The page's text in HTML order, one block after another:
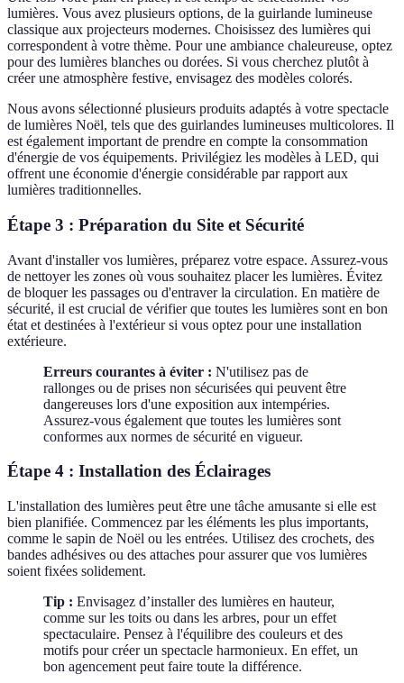
lumières. Vous avez plusieurs options, de la guirlande lumineuse
classique aux projecteurs modernes. Choisissez des lumières qui
correspondent à votre thème. Pour une ambiance chaleureuse, optez
pour des lumières blanches ou dorées. Si vous cherchez plutôt à
créer une atmosphère festive, envisagez des modèles colorés.
Nous avons sélectionné plusieurs produits adaptés à votre spectacle
de lumières Noël, tels que des guirlandes lumineuses multicolores. Il
est également important de prendre en compte la consommation
d'énergie de vos équipements. Privilégiez les modèles à LED, qui
offrent une économie d'énergie considérable par rapport aux
lumières traditionnelles.
Étape 3 : Préparation du Site et Sécurité
Avant d'installer vos lumières, préparez votre espace. Assurez-vous
de nettoyer les zones où vous souhaitez placer les lumières. Évitez
de bloquer les passages ou d'entraver la circulation. En matière de
sécurité, il est crucial de vérifier que toutes les lumières sont en bon
état et destinées à l'extérieur si vous optez pour une installation
extérieure.
Erreurs courantes à éviter : N'utilisez pas de
rallonges ou de prises non sécurisées qui peuvent être
dangereuses lors d'une exposition aux intempéries.
Assurez-vous également que toutes les lumières sont
conformes aux normes de sécurité en vigueur.
Étape 4 : Installation des Éclairages
L'installation des lumières peut être une tâche amusante si elle est
bien planifiée. Commencez par les éléments les plus importants,
comme le sapin de Noël ou les entrées. Utilisez des crochets, des
bandes adhésives ou des attaches pour assurer que vos lumières
soient fixées solidement.
Tip : Envisagez d’installer des lumières en hauteur,
comme sur les toits ou dans les arbres, pour un effet
spectaculaire. Pensez à l'équilibre des couleurs et des
motifs pour créer un spectacle harmonieux. En effet, un
bon agencement peut faire toute la différence.